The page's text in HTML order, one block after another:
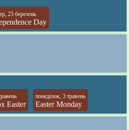
25 березень
Day
Easter
понеділок, 3 травень
Easter Monday